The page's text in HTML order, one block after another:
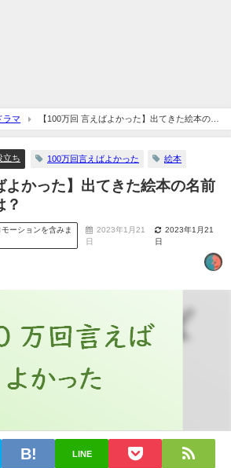
ラマ
【100万回 言えばよかった】出てきた絵本の名
立ち 100万回言えばよかった 絵本
よかった】出てきた絵本の名前
？
ーションを含みま
2023年1月21
日
2023年1月21
日
LINE